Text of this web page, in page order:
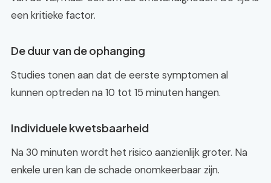
een kritieke factor.
De duur van de ophanging
Studies tonen aan dat de eerste symptomen al
kunnen optreden na 10 tot 15 minuten hangen.
Individuele kwetsbaarheid
Na 30 minuten wordt het risico aanzienlijk groter. Na
enkele uren kan de schade onomkeerbaar zijn.